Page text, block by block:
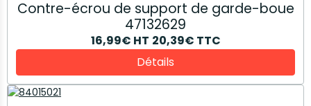
Contre-écrou de support de garde-boue
47132629
16,99€ HT 20,39€ TTC
Détails